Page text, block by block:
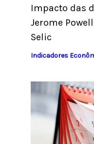
Impacto das
Jerome
Selic
Indicadores